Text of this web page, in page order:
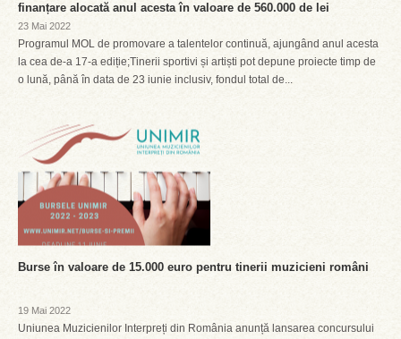
finanțare alocată anul acesta în valoare de 560.000 de lei
23 Mai 2022
Programul MOL de promovare a talentelor continuă, ajungând anul acesta
la cea de-a 17-a ediție;Tinerii sportivi și artiști pot depune proiecte timp de
o lună, până în data de 23 iunie inclusiv, fondul total de...
Burse în valoare de 15.000 euro pentru tinerii muzicieni români
19 Mai 2022
Uniunea Muzicienilor Interpreți din România anunță lansarea concursului